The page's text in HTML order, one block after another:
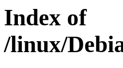
Index of
/linux/